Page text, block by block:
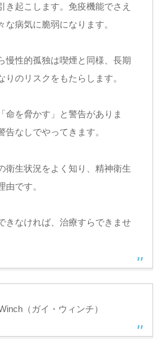
き起こします。免疫機能でさえ
な病気に脆弱になります。
慢性的孤独は喫煙と同様、長期
りのリスクをもたらします。
命を脅かす」と警告がありま
告なしでやってきます。
衛生状況をよく知り、精神衛生
由です。
きなければ、治療すらできませ
（ガイ・ウィンチ）